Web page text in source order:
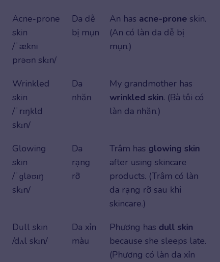
Acne-prone
skin
/ˈækni
prəʊn skɪn/
Da dễ
bị mụn
An has acne-prone skin.
(An có làn da dễ bị
mụn.)
Wrinkled
skin
/ˈrɪŋkld
skɪn/
Da
nhăn
My grandmother has
wrinkled skin. (Bà tôi có
làn da nhăn.)
Glowing
skin
/ˈɡləʊɪŋ
skɪn/
Da
rạng
rỡ
Trâm has glowing skin
after using skincare
products. (Trâm có làn
da rạng rỡ sau khi
skincare.)
Dull skin
/dʌl skɪn/
Da xỉn
màu
Phương has dull skin
because she sleeps late.
(Phương có làn da xỉn